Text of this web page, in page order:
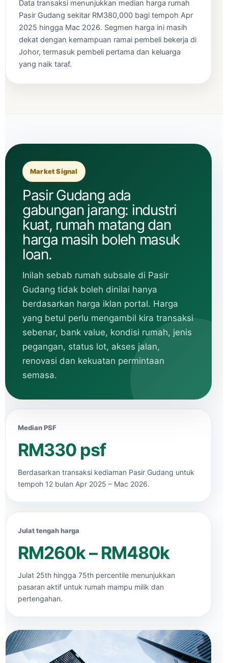
Data transaksi menunjukkan median harga rumah
Pasir Gudang sekitar RM380,000 bagi tempoh Apr
2025 hingga Mac 2026. Segmen harga ini masih
dekat dengan kemampuan ramai pembeli bekerja di
Johor, termasuk pembeli pertama dan keluarga
yang naik taraf.
Market Signal
Pasir Gudang ada
gabungan jarang: industri
kuat, rumah matang dan
harga masih boleh masuk
loan.
Inilah sebab rumah subsale di Pasir
Gudang tidak boleh dinilai hanya
berdasarkan harga iklan portal. Harga
yang betul perlu mengambil kira transaksi
sebenar, bank value, kondisi rumah, jenis
pegangan, status lot, akses jalan,
renovasi dan kekuatan permintaan
semasa.
Median PSF
RM330 psf
Berdasarkan transaksi kediaman Pasir Gudang untuk
tempoh 12 bulan Apr 2025 – Mac 2026.
Julat tengah harga
RM260k – RM480k
Julat 25th hingga 75th percentile menunjukkan
pasaran aktif untuk rumah mampu milik dan
pertengahan.